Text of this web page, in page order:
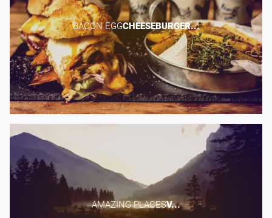
BACON EGG​CHEESEBURGER...
AMAZING PLACES​V...